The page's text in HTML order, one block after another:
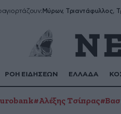
γιορτάζουν:
ΡΟΗ ΕΙΔΗΣΕΩΝ ΕΛΛΑΔΑ
#Αλέξης Τσίπρας